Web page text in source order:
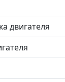
двигателя